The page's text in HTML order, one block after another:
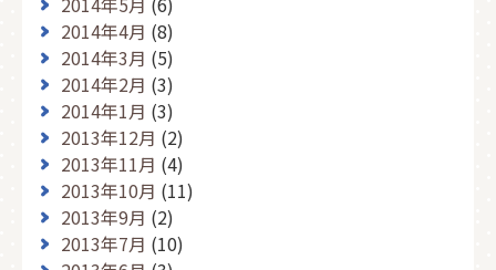
2014年4月 (8)
2014年3月 (5)
2014年2月 (3)
2014年1月 (3)
2013年12月 (2)
2013年11月 (4)
2013年10月 (11)
2013年9月 (2)
2013年7月 (10)